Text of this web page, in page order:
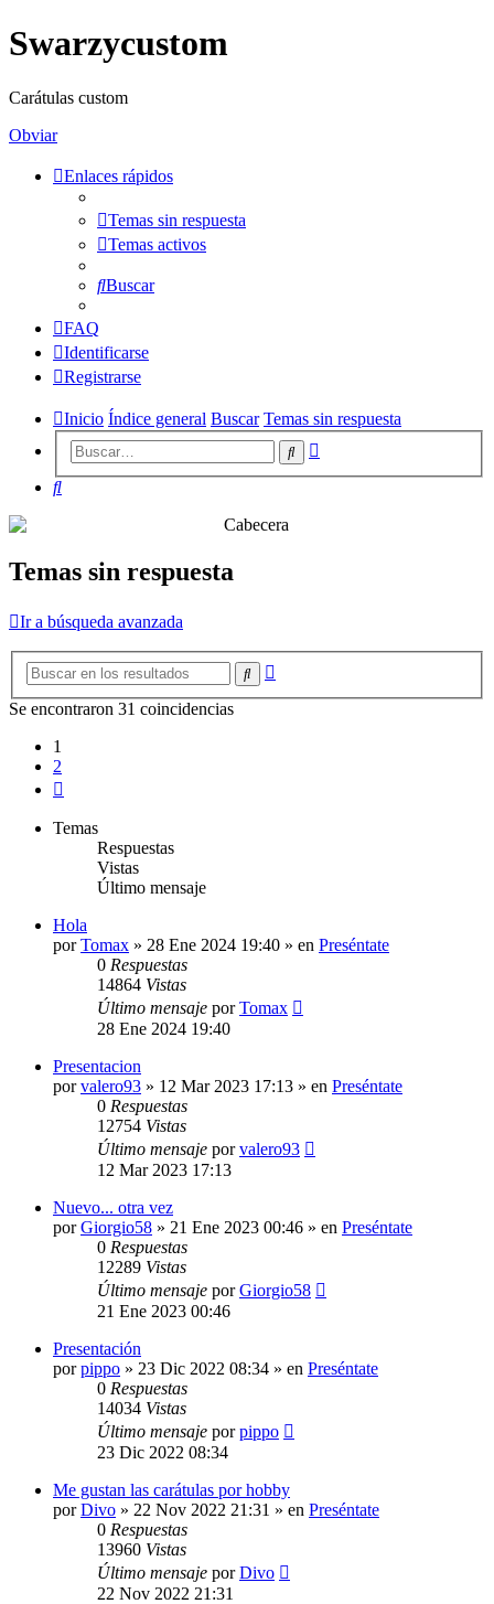
Swarzycustom
Carátulas custom
Obviar
Enlaces rápidos
Temas sin respuesta
Temas activos
Buscar
FAQ
Identificarse
Registrarse
Inicio Índice general Buscar Temas sin respuesta
Buscar
Buscar
Temas sin respuesta
Ir a búsqueda avanzada
Buscar
Se encontraron 31 coincidencias
1
2
Temas
Respuestas
Vistas
Último mensaje
Hola
porTomax » 28 Ene 2024 19:40 » en Preséntate
0 Respuestas
14864 Vistas
Último mensaje porTomax
28 Ene 2024 19:40
Presentacion
porvalero93 » 12 Mar 2023 17:13 » en Preséntate
0 Respuestas
12754 Vistas
Último mensaje porvalero93
12 Mar 2023 17:13
Nuevo... otra vez
porGiorgio58 » 21 Ene 2023 00:46 » en Preséntate
0 Respuestas
12289 Vistas
Último mensaje porGiorgio58
21 Ene 2023 00:46
Presentación
porpippo » 23 Dic 2022 08:34 » en Preséntate
0 Respuestas
14034 Vistas
Último mensaje porpippo
23 Dic 2022 08:34
Me gustan las carátulas por hobby
porDivo » 22 Nov 2022 21:31 » en Preséntate
0 Respuestas
13960 Vistas
Último mensaje porDivo
22 Nov 2022 21:31